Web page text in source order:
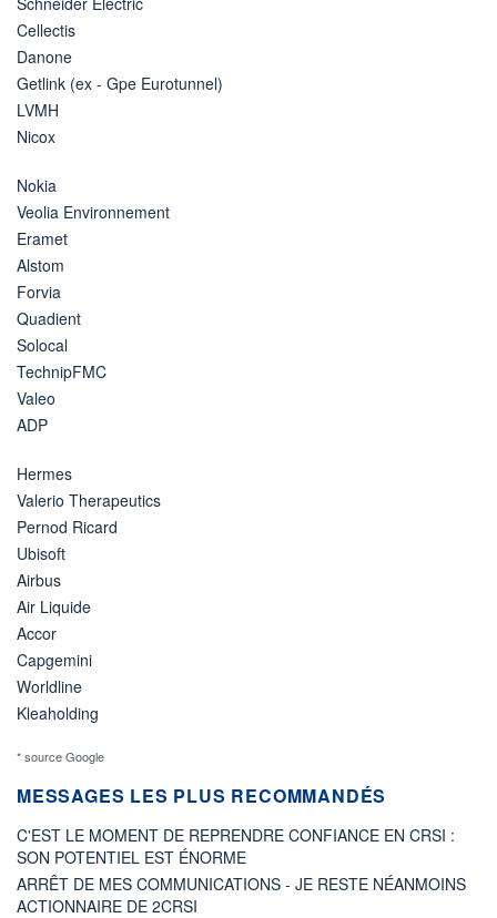
Cellectis
Danone
Getlink (ex - Gpe Eurotunnel)
LVMH
Nicox
Nokia
Veolia Environnement
Eramet
Alstom
Forvia
Quadient
Solocal
TechnipFMC
Valeo
ADP
Hermes
Valerio Therapeutics
Pernod Ricard
Ubisoft
Airbus
Air Liquide
Accor
Capgemini
Worldline
Kleaholding
* source Google
MESSAGES LES PLUS RECOMMANDÉS
C'EST LE MOMENT DE REPRENDRE CONFIANCE EN CRSI :
SON POTENTIEL EST ÉNORME
ARRÊT DE MES COMMUNICATIONS - JE RESTE NÉANMOINS
ACTIONNAIRE DE 2CRSI